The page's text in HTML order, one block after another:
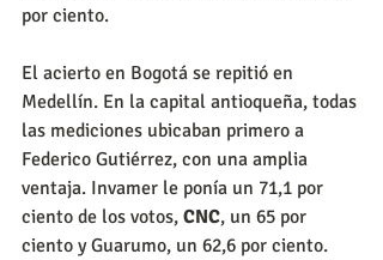
por ciento.
El acierto en Bogotá se repitió en
Medellín. En la capital antioqueña, todas
las mediciones ubicaban primero a
Federico Gutiérrez, con una amplia
ventaja. Invamer le ponía un 71,1 por
ciento de los votos, CNC, un 65 por
ciento y Guarumo, un 62,6 por ciento.